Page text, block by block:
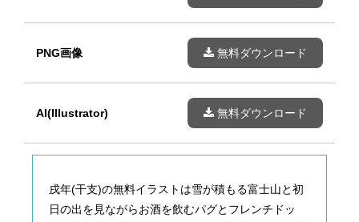
PNG画像 無料ダウンロード
AI(Illustrator) 無料ダウンロード
戌年(干支)の無料イラストは雪が積もる富士山と初
日の出を見ながらお酒を飲むパグとフレンチドッ